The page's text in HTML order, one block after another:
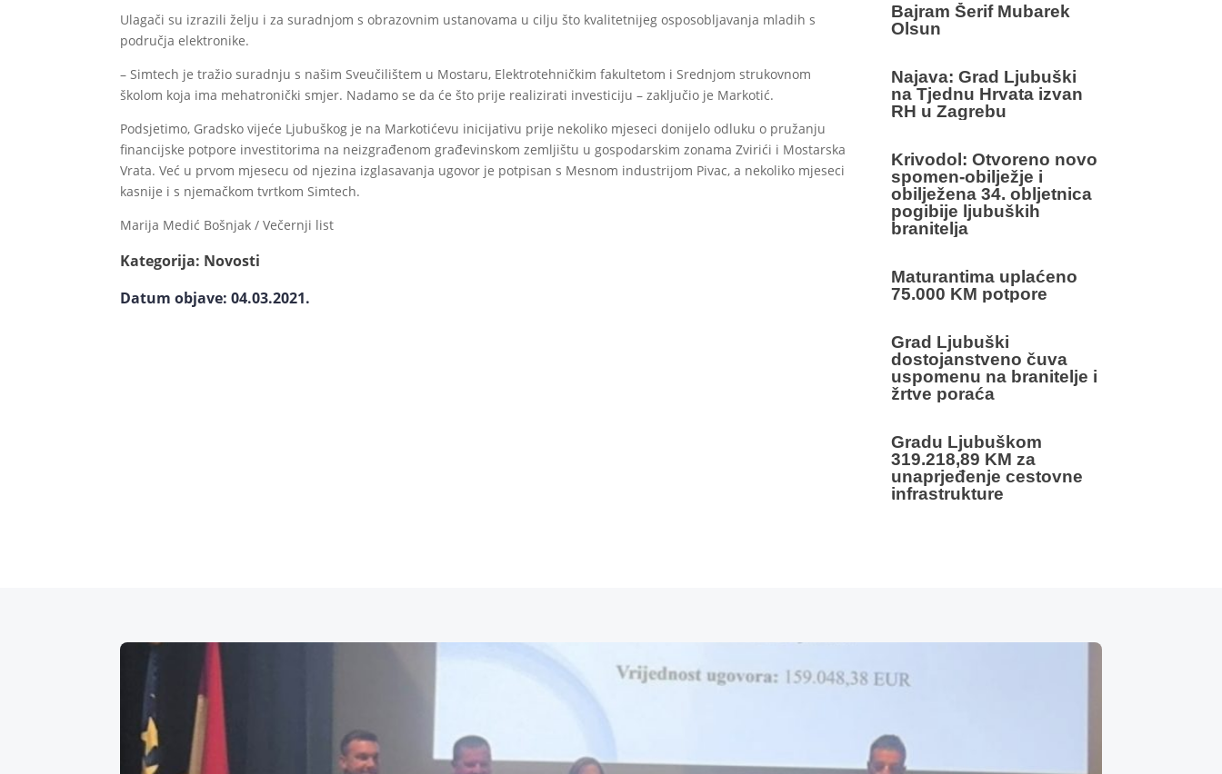
Ulagači su izrazili želju i za suradnjom s obrazovnim ustanovama u cilju što kvalitetnijeg osposobljavanja mladih s
područja elektronike.
– Simtech je tražio suradnju s našim Sveučilištem u Mostaru, Elektrotehničkim fakultetom i Srednjom strukovnom
školom koja ima mehatronički smjer. Nadamo se da će što prije realizirati investiciju – zaključio je Markotić.
Podsjetimo, Gradsko vijeće Ljubuškog je na Markotićevu inicijativu prije nekoliko mjeseci donijelo odluku o pružanju
financijske potpore investitorima na neizgrađenom građevinskom zemljištu u gospodarskim zonama Zvirići i Mostarska
Vrata. Već u prvom mjesecu od njezina izglasavanja ugovor je potpisan s Mesnom industrijom Pivac, a nekoliko mjeseci
kasnije i s njemačkom tvrtkom Simtech.
Marija Medić Bošnjak / Večernji list
Kategorija: Novosti
Datum objave: 04.03.2021.
Bajram Šerif Mubarek
Olsun
Najava: Grad Ljubuški
na Tjednu Hrvata izvan
RH u Zagrebu
Krivodol: Otvoreno novo
spomen-obilježje i
obilježena 34. obljetnica
pogibije ljubuških
branitelja
Maturantima uplaćeno
75.000 KM potpore
Grad Ljubuški
dostojanstveno čuva
uspomenu na branitelje i
žrtve poraća
Gradu Ljubuškom
319.218,89 KM za
unaprjeđenje cestovne
infrastrukture